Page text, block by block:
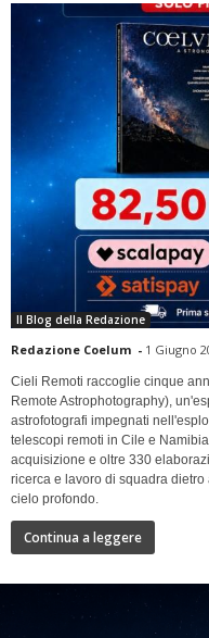
Il Blog della Redazione
Redazione Coelum - 1 Giugno
Cieli Remoti raccoglie cinque
Remote Astrophotography),
astrofotografi impegnati
telescopi remoti in Cile e
acquisizione e oltre 330
ricerca e lavoro di squadra
cielo profondo.
Continua a leggere